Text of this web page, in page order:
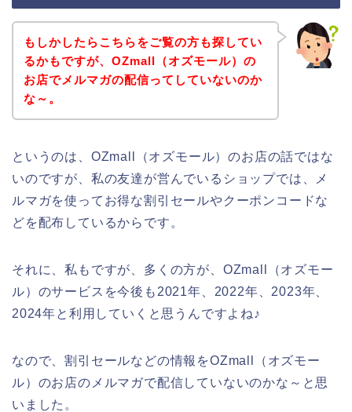
もしかしたらこちらをご覧の方も探してい
るかもですが、OZmall（オズモール）の
お店でメルマガの配信ってしていないのか
な～。
というのは、OZmall（オズモール）のお店の話ではな
いのですが、私の友達が営んでいるショップでは、メ
ルマガを使ってお得な割引セールやクーポンコードな
どを配布しているからです。
それに、私もですが、多くの方が、OZmall（オズモー
ル）のサービスを今後も2021年、2022年、2023年、
2024年と利用していくと思うんですよね♪
なので、割引セールなどの情報をOZmall（オズモー
ル）のお店のメルマガで配信していないのかな～と思
いました。